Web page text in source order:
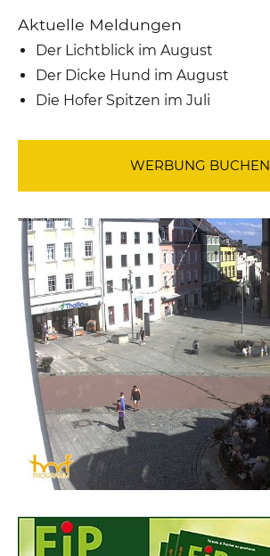
Aktuelle Meldungen
Der Lichtblick im August
Der Dicke Hund im August
Die Hofer Spitzen im Juli
WERBUNG BUCHEN